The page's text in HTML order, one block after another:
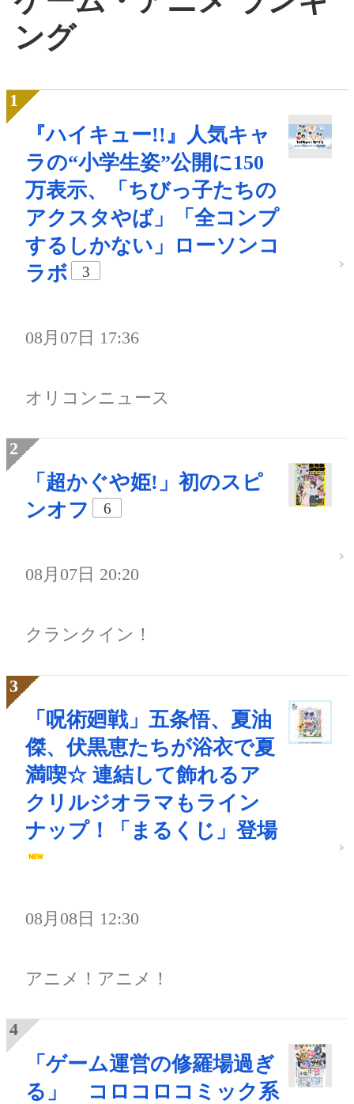
ング
『ハイキュー!!』人気キャ
ラの“小学生姿”公開に150
万表示、「ちびっ子たちの
アクスタやば」「全コンプ
するしかない」ローソンコ
ラボ
3
08月07日 17:36
オリコンニュース
「超かぐや姫!」初のスピ
ンオフ
6
08月07日 20:20
クランクイン！
「呪術廻戦」五条悟、夏油
傑、伏黒恵たちが浴衣で夏
満喫☆ 連結して飾れるア
クリルジオラマもライン
ナップ！「まるくじ」登場
08月08日 12:30
アニメ！アニメ！
「ゲーム運営の修羅場過ぎ
る」 コロコロコミック系